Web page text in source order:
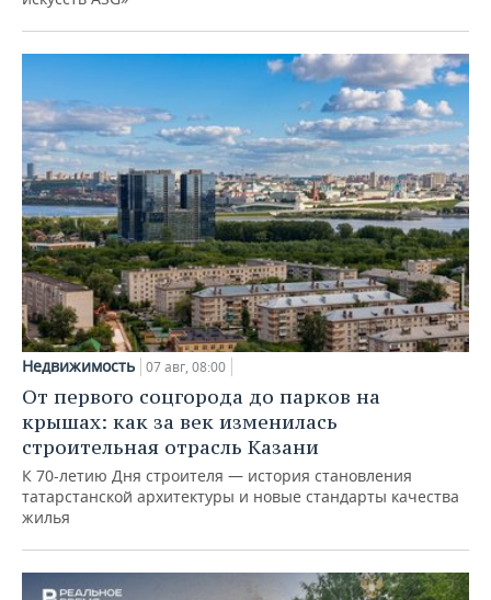
Недвижимость 07 авг, 08:00
От первого соцгорода до парков на
крышах: как за век изменилась
строительная отрасль Казани
К 70-летию Дня строителя — история становления
татарстанской архитектуры и новые стандарты качества
жилья